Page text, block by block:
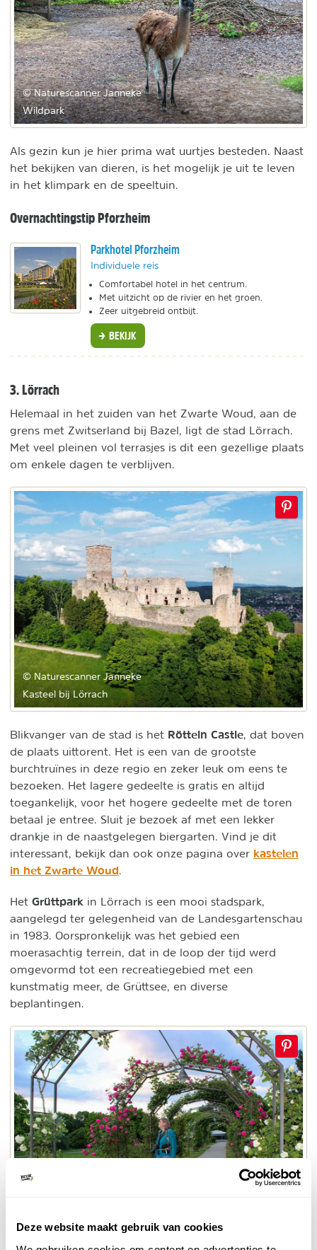
Deze website maakt gebruik van cookies
© Naturescanner Janneke
Wildpark
Als gezin kun je hier prima wat uurtjes besteden. Naast
het bekijken van dieren, is het mogelijk je uit te leven
in het klimpark en de speeltuin.
Overnachtingstip Pforzheim
Parkhotel Pforzheim
Individuele reis
Comfortabel hotel in het centrum.
Met uitzicht op de rivier en het groen.
Zeer uitgebreid ontbijt.
BEKIJK
3. Lörrach
Helemaal in het zuiden van het Zwarte Woud, aan de
grens met Zwitserland bij Bazel, ligt de stad Lörrach.
Met veel pleinen vol terrasjes is dit een gezellige plaats
om enkele dagen te verblijven.
© Naturescanner Janneke
Kasteel bij Lörrach
Blikvanger van de stad is het Rötteln Castle , dat boven
de plaats uittorent. Het is een van de grootste
burchtruïnes in deze regio en zeker leuk om eens te
bezoeken. Het lagere gedeelte is gratis en altijd
toegankelijk, voor het hogere gedeelte met de toren
betaal je entree. Sluit je bezoek af met een lekker
drankje in de naastgelegen biergarten. Vind je dit
interessant, bekijk dan ook onze pagina over kastelen
in het Zwarte Woud
Het Grüttpark in Lörrach is een mooi stadspark,
aangelegd ter gelegenheid van de Landesgartenschau
in 1983. Oorspronkelijk was het gebied een
moerasachtig terrein, dat in de loop der tijd werd
omgevormd tot een recreatiegebied met een
kunstmatig meer, de Grüttsee, en diverse
beplantingen.
Rosarium